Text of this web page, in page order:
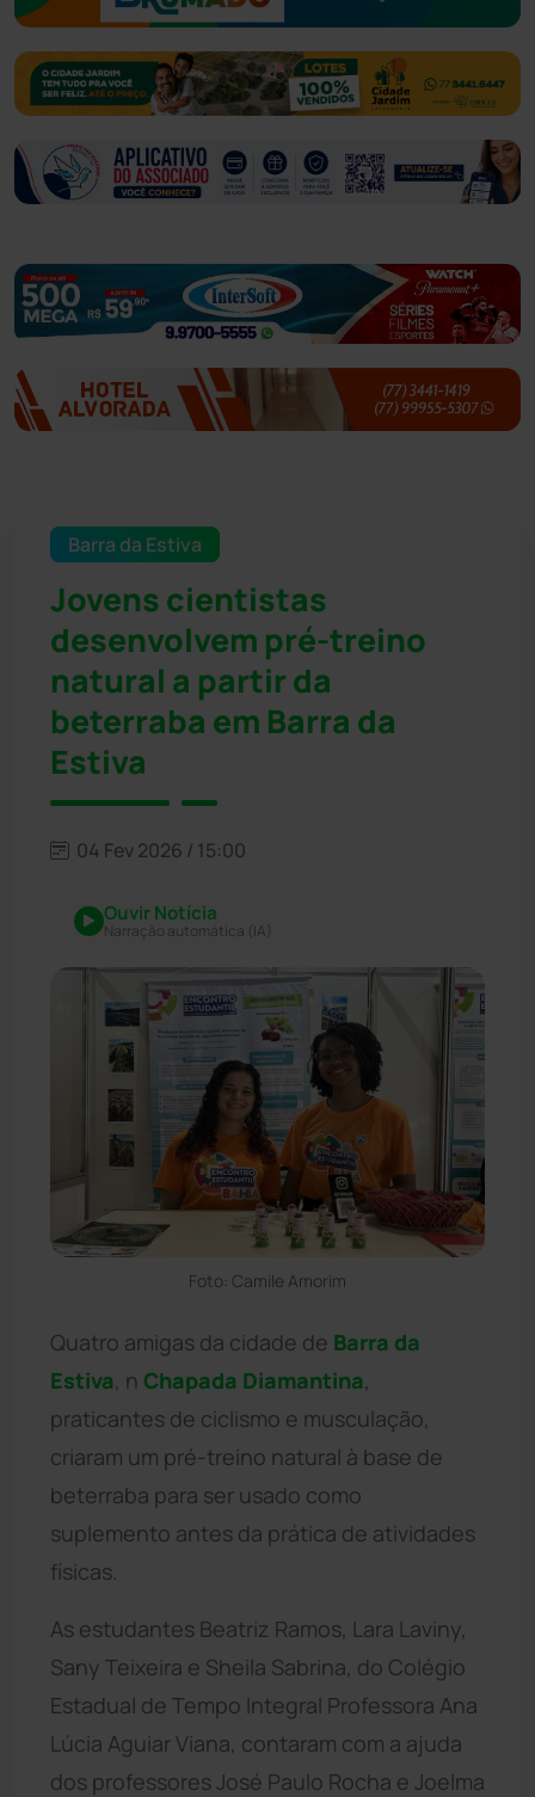
Barra da Estiva
Jovens cientistas
desenvolvem pré-treino
natural a partir da
beterraba em Barra da
Estiva
04 Fev 2026 / 15:00
Ouvir Notícia
Narração automática (IA)
Foto: Camile Amorim
Quatro amigas da cidade de Barra da
Estiva, n Chapada Diamantina,
praticantes de ciclismo e musculação,
criaram um pré-treino natural à base de
beterraba para ser usado como
suplemento antes da prática de atividades
físicas.
As estudantes Beatriz Ramos, Lara Laviny,
Sany Teixeira e Sheila Sabrina, do Colégio
Estadual de Tempo Integral Professora Ana
Lúcia Aguiar Viana, contaram com a ajuda
dos professores José Paulo Rocha e Joelma